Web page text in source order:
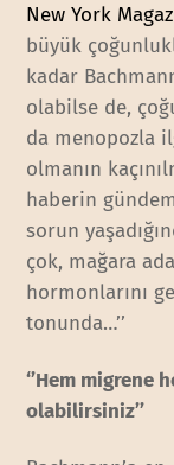
New York
büyük
kadar
olabilse de,
da menopozla
olmanın
haberin
sorun
çok, mağara
hormonlarını
tonunda…’’
‘’Hem migrene
olabilirsiniz’’